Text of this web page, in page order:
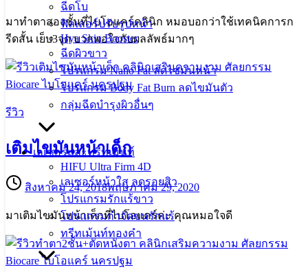
ฉีดโบ
ฟิลเลอร์ปรับรูปหน้า
Hya Skin Booster
ฉีดผิวขาว
โปรแกรม Nano Fat ลดไขมันหน้า
โปรแกรม Body Fat Burn ลดไขมันตัว
กลุ่มฉีดบำรุงผิวอื่นๆ
เลเซอร์และทรีทเม้นท์
HIFU Ultra Firm 4D
เลเซอร์หน้าใส ลดรอยสิว
โปรแกรมรักแร้ขาว
โปรแกรมกำจัดขนรักแร้
ทรีทเม้นท์ทองคำ
มาทำตาสองชั้นที่ไบโอแคร์คลินิก หมอบอกว่าใช้เทคนิคการก
รีดสั้น เย็บ3จุด บวกพอใจกับผลลัพธ์มากๆ
รีวิว
เติมไขมันหน้าเด็ก
สิงหาคม 24, 2018พฤษภาคม 29, 2020
มาเติมไขมันหน้าเด็กที่ไบโอแคร์ค่ะ คุณหมอใจดี